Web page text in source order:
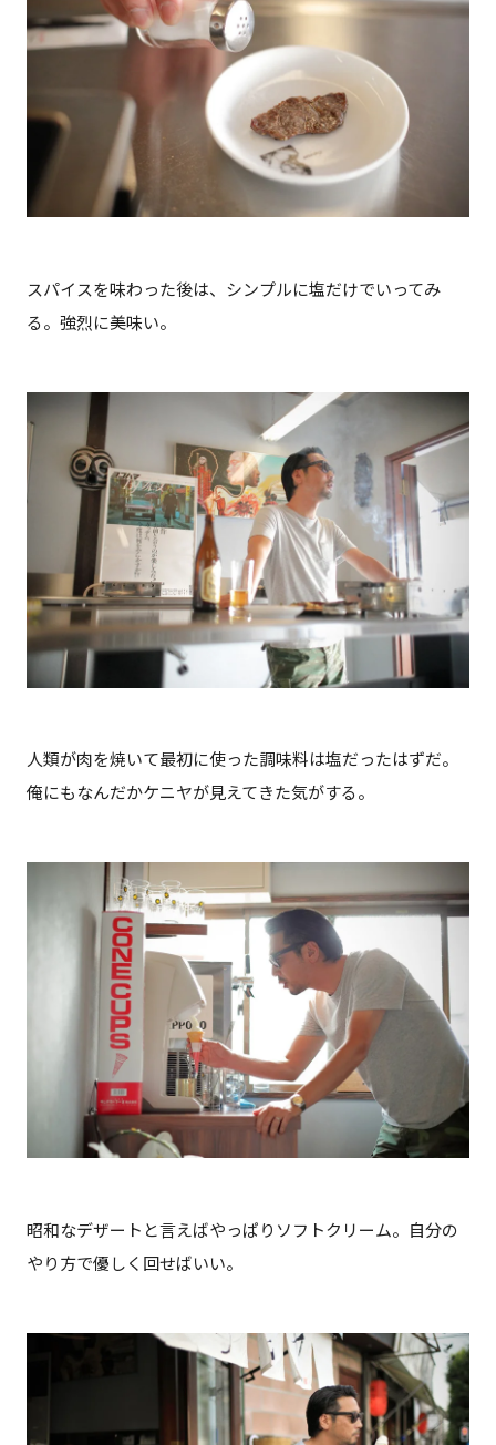
スパイスを味わった後は、シンプルに塩だけでいってみ
る。強烈に美味い。
人類が肉を焼いて最初に使った調味料は塩だったはずだ。
俺にもなんだかケニヤが見えてきた気がする。
昭和なデザートと言えばやっぱりソフトクリーム。自分の
やり方で優しく回せばいい。